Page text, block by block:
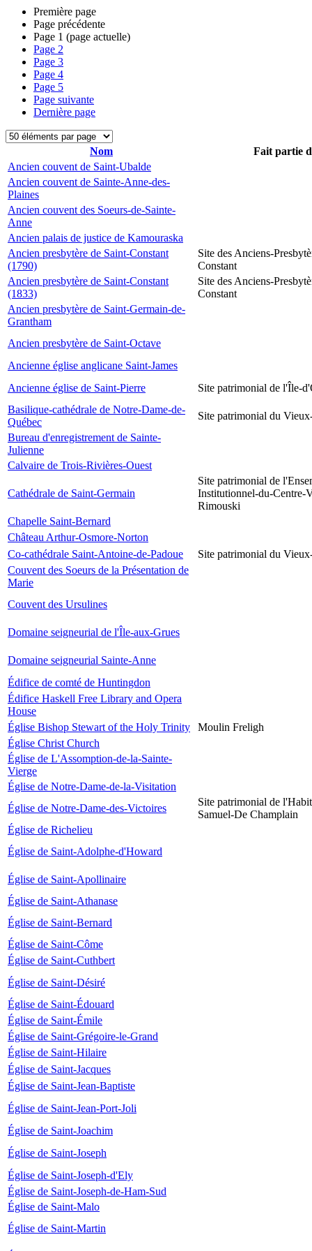
Première page
Page précédente
Page 1 (page actuelle)
Page 2
Page 3
Page 4
Page 5
Page suivante
Dernière page
Nom
Fait partie
Ancien couvent de Saint-Ubalde
Ancien couvent de Sainte-Anne-des-
Plaines
Ancien couvent des Soeurs-de-Sainte-
Anne
Ancien palais de justice de Kamouraska
Ancien presbytère de Saint-Constant
(1790)
Site des Anciens-
Constant
Ancien presbytère de Saint-Constant
(1833)
Site des Anciens-
Constant
Ancien presbytère de Saint-Germain-de-
Grantham
Ancien presbytère de Saint-Octave
Ancienne église anglicane Saint-James
Ancienne église de Saint-Pierre
Site patrimonial de l'Île-
Basilique-cathédrale de Notre-Dame-de-
Québec
Site patrimonial du
Bureau d'enregistrement de Sainte-
Julienne
Calvaire de Trois-Rivières-Ouest
Cathédrale de Saint-Germain
Site patrimonial de
Institutionnel-du-Centre-
Rimouski
Chapelle Saint-Bernard
Château Arthur-Osmore-Norton
Co-cathédrale Saint-Antoine-de-Padoue
Site patrimonial du
Couvent des Soeurs de la Présentation de
Marie
Couvent des Ursulines
Domaine seigneurial de l'Île-aux-Grues
Domaine seigneurial Sainte-Anne
Édifice de comté de Huntingdon
Édifice Haskell Free Library and Opera
House
Église Bishop Stewart of the Holy Trinity
Moulin Freligh
Église Christ Church
Église de L'Assomption-de-la-Sainte-
Vierge
Église de Notre-Dame-de-la-Visitation
Église de Notre-Dame-des-Victoires
Site patrimonial de
Samuel-De Champlain
Église de Richelieu
Église de Saint-Adolphe-d'Howard
Église de Saint-Apollinaire
Église de Saint-Athanase
Église de Saint-Bernard
Église de Saint-Côme
Église de Saint-Cuthbert
Église de Saint-Désiré
Église de Saint-Édouard
Église de Saint-Émile
Église de Saint-Grégoire-le-Grand
Église de Saint-Hilaire
Église de Saint-Jacques
Église de Saint-Jean-Baptiste
Église de Saint-Jean-Port-Joli
Église de Saint-Joachim
Église de Saint-Joseph
Église de Saint-Joseph-d'Ely
Église de Saint-Joseph-de-Ham-Sud
Église de Saint-Malo
Église de Saint-Martin